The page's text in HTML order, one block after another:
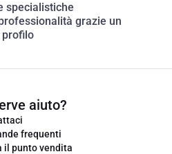
specialistiche
grazie un
aiuto?
frequenti
il punto vendita